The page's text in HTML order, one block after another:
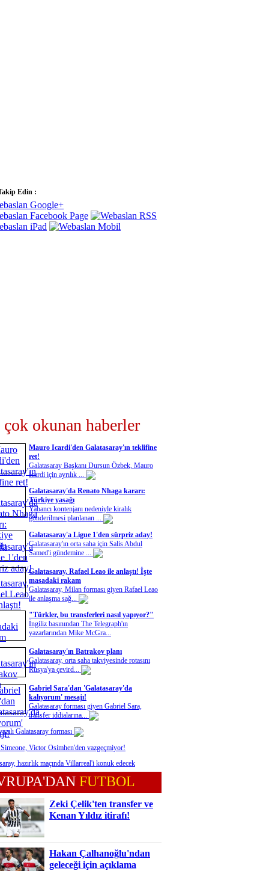
Edin :
çok okunan haberler
Mauro Icardi'den Galatasaray'ın teklifine
ret!
Galatasaray Başkanı Dursun Özbek, Mauro
Icardi için ayrılık ...
Galatasaray'da Renato Nhaga kararı:
Türkiye yasağı
Yabancı kontenjanı nedeniyle kiralık
gönderilmesi planlanan ...
Galatasaray'a Ligue 1'den sürpriz aday!
Galatasaray'ın orta saha için Salis Abdul
Samed'i gündemine ...
Galatasaray, Rafael Leao ile anlaştı! İşte
masadaki rakam
Galatasaray, Milan forması giyen Rafael Leao
ile anlaşma sağ...
"Türkler, bu transferleri nasıl yapıyor?"
İngiliz basınından The Telegraph'ın
yazarlarından Mike McGra...
Galatasaray'ın Batrakov planı
Galatasaray, orta saha takviyesinde rotasını
Rusya'ya çevird...
Gabriel Sara'dan 'Galatasaray'da
kalıyorum' mesajı!
Galatasaray forması giyen Gabriel Sara,
transfer iddialarına...
Galatasaray forması
Victor Osimhen'den vazgeçmiyor!
hazırlık maçında Villarreal'i konuk edecek
FUTBOL
Zeki Çelik'ten transfer ve
Kenan Yıldız itirafı!
Hakan Çalhanoğlu'ndan
geleceği için açıklama